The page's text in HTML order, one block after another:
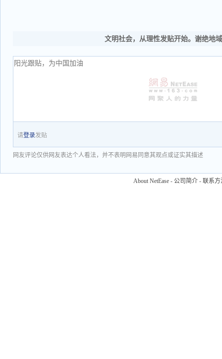
文明社会，从理性发贴开始。谢绝地
请登录发贴
网友评论仅供网友表达个人看法，并不表明网易同意其观点或证实其描述
About NetEase - 公司简介 - 联系方